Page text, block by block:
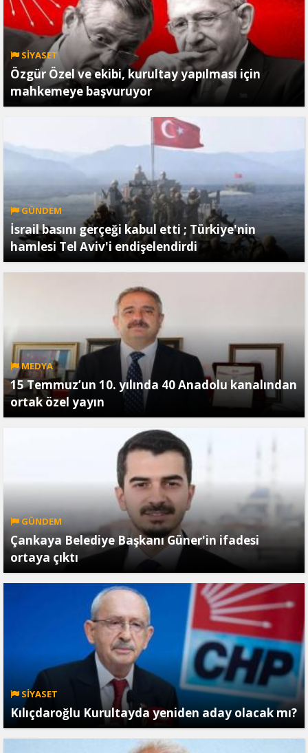
SİYASET
Özgür Özel ve ekibi, kurultay yapılması için
mahkemeye başvuruyor
GÜNDEM
İsrail basını gerçeği kabul etti ; Türkiye'nin
hamlesi Tel Aviv'i endişelendirdi
MEDYA
15 Temmuz’un 10. yılında 40 Anadolu kanalından
ortak özel yayın
GÜNDEM
Çankaya Belediye Başkanı Güner'in ifadesi
ortaya çıktı
SİYASET
Kılıçdaroğlu Kurultayda yeniden aday olacak mı?